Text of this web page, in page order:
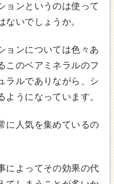
ョンというのは使って
いでしょうか。
ョンについては色々あ
このベアミネラルのフ
ラルでありながら、シ
ようになっています。
に人気を集めているの
によってその効果の代